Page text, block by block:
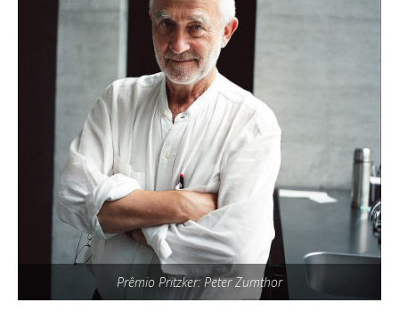
Prêmio Pritzker: Peter Zumthor